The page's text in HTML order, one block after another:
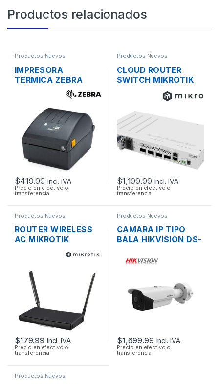
Productos relacionados
Productos Nuevos
IMPRESORA
TERMICA ZEBRA
ZD220D PARA
RECIBOS PUNTO DE
VENTA, PUERTO USB
$419.99 Incl. IVA
Precio en efectivo o
transferencia
Productos Nuevos
CLOUD ROUTER
SWITCH MIKROTIK
CRS504-4XQ-IN 4
PUERTOS QSFP28,
DE 100GB, CPU
QCA9531, RACK
$1,199.99 Incl. IVA
Precio en efectivo o
transferencia
Productos Nuevos
ROUTER WIRELESS
AC MIKROTIK
5HACD2HND DUAL
BAND 5 PUERTOS
GIGABIT, USB OS L4
$179.99 Incl. IVA
Precio en efectivo o
transferencia
Productos Nuevos
CAMARA IP TIPO
BALA HIKVISION DS-
TERMICA,
$1,699.99 Incl. IVA
Precio en efectivo o
transferencia
Productos Nuevos